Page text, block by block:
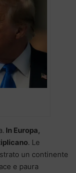
In Europa,
. Le
un continente
e paura